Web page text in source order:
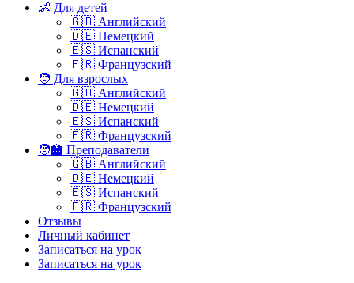
👶 Для детей
🇬🇧 Английский
🇩🇪 Немецкий
🇪🇸 Испанский
🇫🇷 Французский
🧑 Для взрослых
🇬🇧 Английский
🇩🇪 Немецкий
🇪🇸 Испанский
🇫🇷 Французский
🧑‍🏫 Преподаватели
🇬🇧 Английский
🇩🇪 Немецкий
🇪🇸 Испанский
🇫🇷 Французский
Отзывы
Личный кабинет
Записаться на урок
Записаться на урок